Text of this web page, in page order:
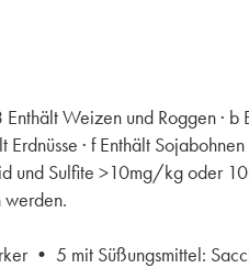
Weizen und Roggen · b
· f Enthält
und Sulfite >10mg/kg oder
werden.
• 5 mit Süßungsmittel: